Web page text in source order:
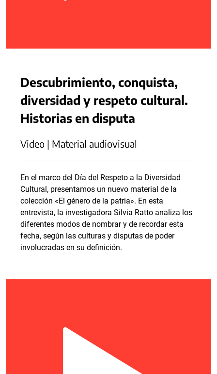
Descubrimiento, conquista,
diversidad y respeto cultural.
Historias en disputa
Video | Material audiovisual
En el marco del Día del Respeto a la Diversidad
Cultural, presentamos un nuevo material de la
colección «El género de la patria». En esta
entrevista, la investigadora Silvia Ratto analiza los
diferentes modos de nombrar y de recordar esta
fecha, según las culturas y disputas de poder
involucradas en su definición.